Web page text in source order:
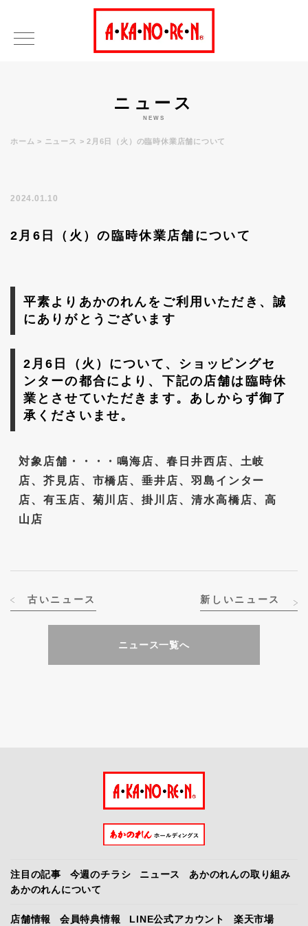
ニュース
NEWS
ホーム ニュース 2月6日（火）の臨時休業店舗について
2024.01.10
2月6日（火）の臨時休業店舗について
平素よりあかのれんをご利用いただき、誠
にありがとうございます
2月6日（火）について、ショッピングセ
ンターの都合により、下記の店舗は臨時休
業とさせていただきます。あしからず御了
承くださいませ。
対象店舗・・・・鳴海店、春日井西店、土岐
店、芥見店、市橋店、垂井店、羽島インター
店、有玉店、菊川店、掛川店、清水高橋店、高
山店
古いニュース
ニュース一覧へ
新しいニュース
注目の記事 今週のチラシ ニュース
あかのれんの取り組み
あかのれんについて
店舗情報 会員特典情報 LINE公式アカウント 楽天市場